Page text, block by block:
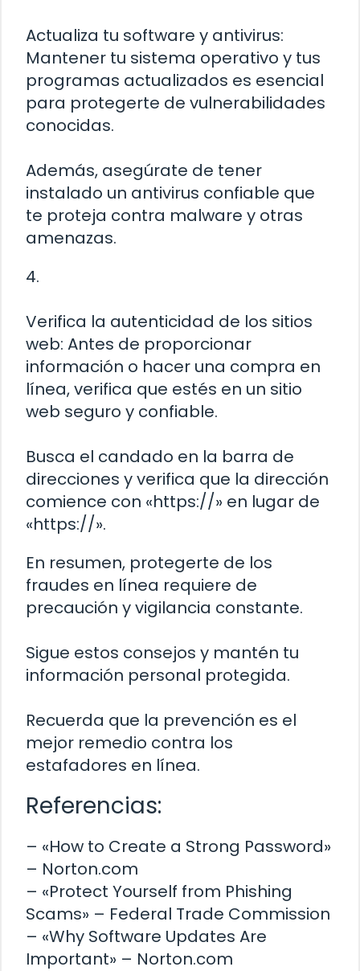
Actualiza tu software y antivirus:
Mantener tu sistema operativo y tus
programas actualizados es esencial
para protegerte de vulnerabilidades
conocidas.
Además, asegúrate de tener
instalado un antivirus confiable que
te proteja contra malware y otras
amenazas.
4.
Verifica la autenticidad de los sitios
web: Antes de proporcionar
información o hacer una compra en
línea, verifica que estés en un sitio
web seguro y confiable.
Busca el candado en la barra de
direcciones y verifica que la dirección
comience con «https://» en lugar de
«https://».
En resumen, protegerte de los
fraudes en línea requiere de
precaución y vigilancia constante.
Sigue estos consejos y mantén tu
información personal protegida.
Recuerda que la prevención es el
mejor remedio contra los
estafadores en línea.
Referencias:
– «How to Create a Strong Password»
– Norton.com
– «Protect Yourself from Phishing
Scams» – Federal Trade Commission
– «Why Software Updates Are
Important» – Norton.com